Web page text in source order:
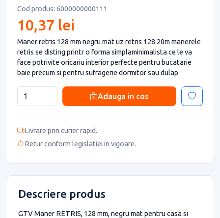
Cod produs: 6000000000111
10,37 lei
Maner retris 128 mm negru mat uz retris 128 20m manerele
retris se disting printr o forma simplaminimalista ce le va
face potrivite oricariu interior perfecte pentru bucatarie
baie precum si pentru sufragerie dormitor sau dulap
Adauga in cos
Livrare prin curier rapid.
Retur conform legislatiei in vigoare.
Descriere produs
GTV Maner RETRIS, 128 mm, negru mat pentru casa si